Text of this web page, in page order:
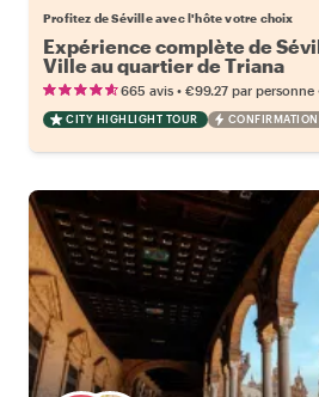
Profitez de Séville avec l'hôte votre choix
Expérience complète de
Ville au quartier de Triana
665 avis • €99.27 par personne
CITY HIGHLIGHT TOUR